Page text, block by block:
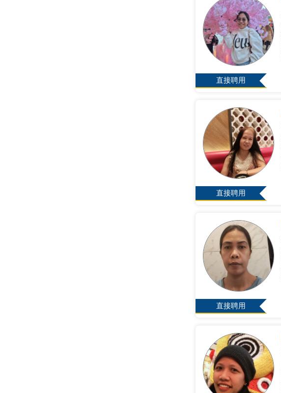
直接聘用
直接聘用
直接聘用